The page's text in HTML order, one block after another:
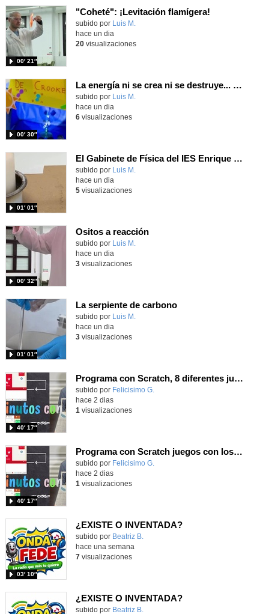
"Coheté": ¡Levitación flamígera!
Contenido educativo.
subido por Luis M.
00′ 21″
hace un dia
20visualizaciones
La energía ni se crea ni se destruye... ¡se experimenta! El Tierno en la Feria Madrid es Ciencia 2026
Contenido educativo.
subido por Luis M.
00′ 30″
hace un dia
6visualizaciones
El Gabinete de Física del IES Enrique Tierno Galván de Parla (Curso 25-26)
Contenido educativo.
subido por Luis M.
01′ 01″
hace un dia
5visualizaciones
Ositos a reacción
Contenido educativo.
subido por Luis M.
00′ 32″
hace un dia
3visualizaciones
La serpiente de carbono
Contenido educativo.
subido por Luis M.
01′ 01″
hace un dia
3visualizaciones
Programa con Scratch, 8 diferentes juegos para vivir la emoción de los partidos de España en el mundial 2026
Contenido educativo.
subido por Felicisimo G.
40′ 17″
hace 2 dias
1 visualizaciones
Programa con Scratch juegos con los partidos del mundial 2026 ganados por España
Contenido educativo.
subido por Felicisimo G.
40′ 17″
hace 2 dias
1 visualizaciones
¿EXISTE O INVENTADA?
Contenido educativo.
subido por Beatriz B.
03′ 10″
hace una semana
7visualizaciones
¿EXISTE O INVENTADA?
Contenido educativo.
subido por Beatriz B.